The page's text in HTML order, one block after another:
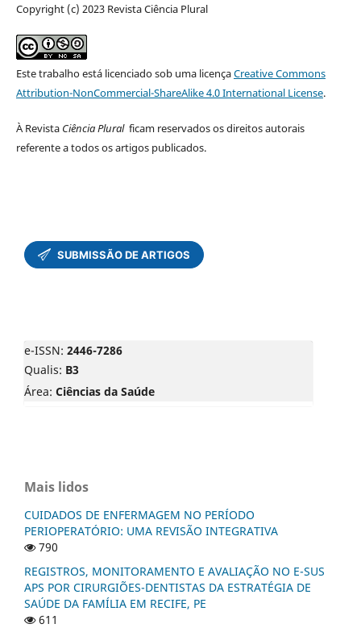
Copyright (c) 2023 Revista Ciência Plural
Este trabalho está licenciado sob uma licençaCreative Commons
Attribution-NonCommercial-ShareAlike 4.0 International License.
À Revista Ciência Plural ficam reservados os direitos autorais
referente a todos os artigos publicados.
e-ISSN: 2446-7286
Qualis: B3
Área: Ciências da Saúde
Mais lidos
CUIDADOS DE ENFERMAGEM NO PERÍODO
PERIOPERATÓRIO: UMA REVISÃO INTEGRATIVA
790
REGISTROS, MONITORAMENTO E AVALIAÇÃO NO E-SUS
APS POR CIRURGIÕES-DENTISTAS DA ESTRATÉGIA DE
SAÚDE DA FAMÍLIA EM RECIFE, PE
611